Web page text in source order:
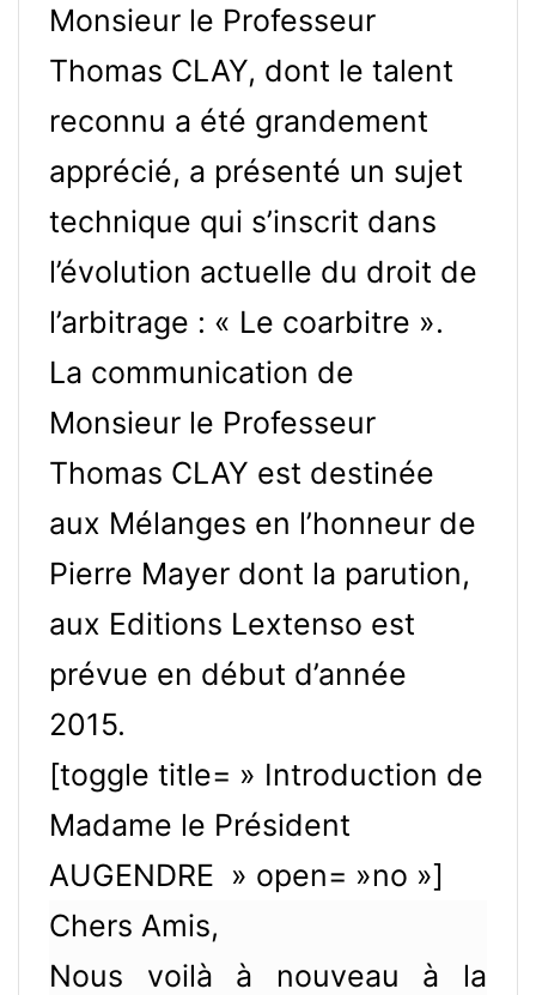
Monsieur le Professeur
Thomas CLAY, dont le talent
reconnu a été grandement
apprécié, a présenté un sujet
technique qui s’inscrit dans
l’évolution actuelle du droit de
l’arbitrage : « Le coarbitre ».
La communication de
Monsieur le Professeur
Thomas CLAY est destinée
aux Mélanges en l’honneur de
Pierre Mayer dont la parution,
aux Editions Lextenso est
prévue en début d’année
2015.
[toggle title= » Introduction de
Madame le Président
AUGENDRE » open= »no »]
Chers Amis,
Nous voilà à nouveau à la